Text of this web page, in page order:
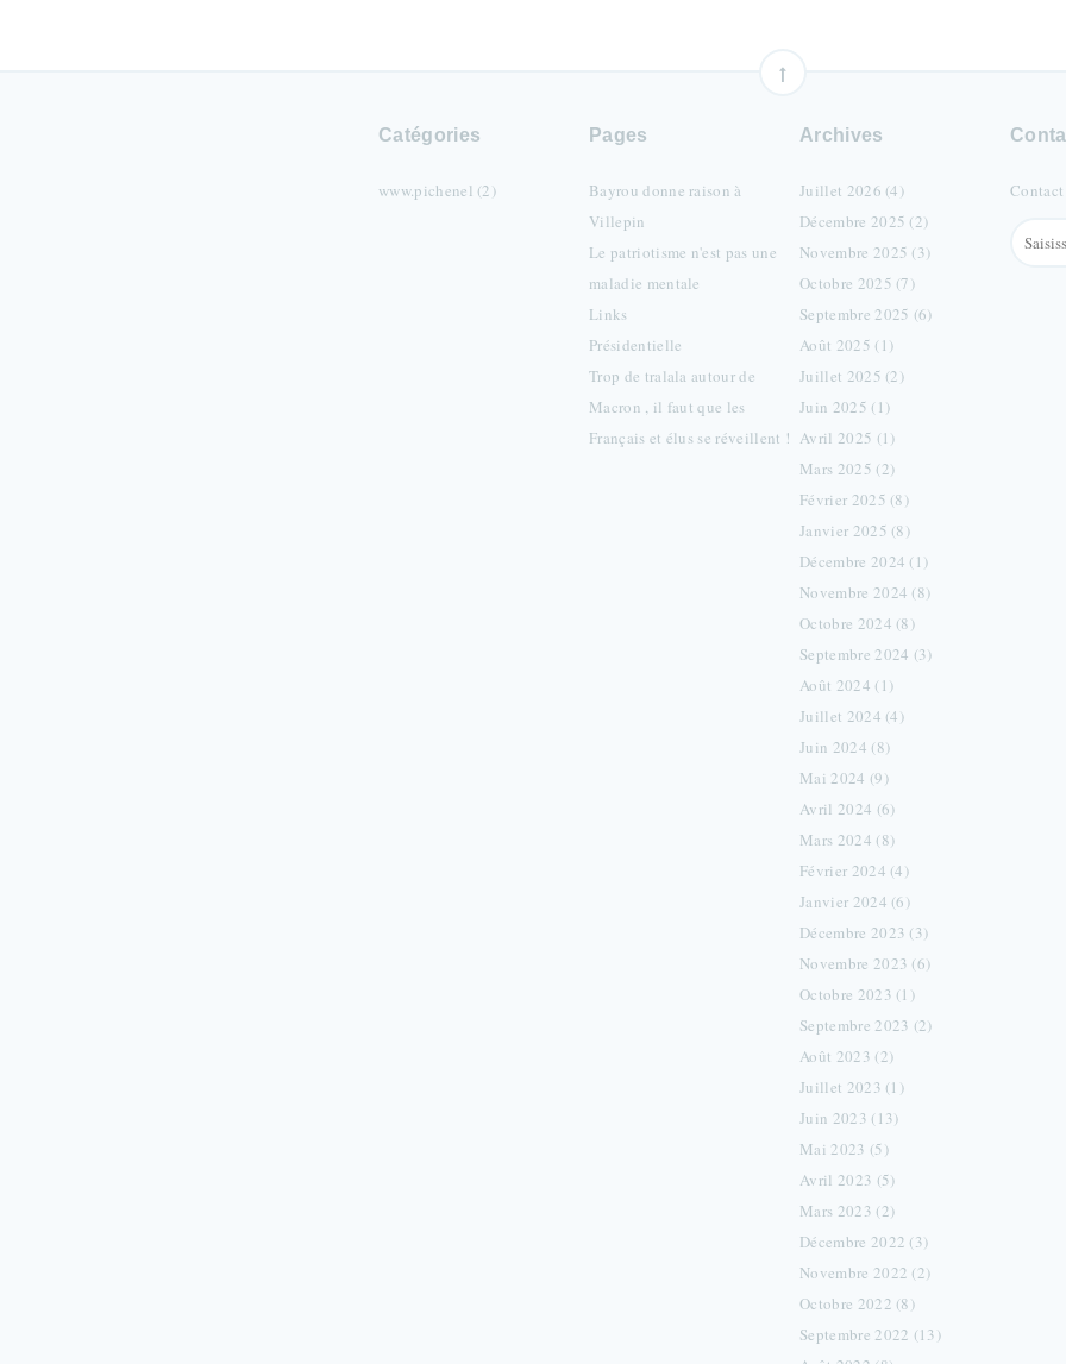
Catégories
www.pichenel (2)
Pages
Bayrou donne raison à
Villepin
Le patriotisme n'est pas une
maladie mentale
Links
Présidentielle
Trop de tralala autour de
Macron , il faut que les
Français et élus se réveillent !
Archives
Juillet 2026 (4)
Décembre 2025 (2)
Novembre 2025 (3)
Octobre 2025 (7)
Septembre 2025 (6)
Août 2025 (1)
Juillet 2025 (2)
Juin 2025 (1)
Avril 2025 (1)
Mars 2025 (2)
Février 2025 (8)
Janvier 2025 (8)
Décembre 2024 (1)
Novembre 2024 (8)
Octobre 2024 (8)
Septembre 2024 (3)
Août 2024 (1)
Juillet 2024 (4)
Juin 2024 (8)
Mai 2024 (9)
Avril 2024 (6)
Mars 2024 (8)
Février 2024 (4)
Janvier 2024 (6)
Décembre 2023 (3)
Novembre 2023 (6)
Octobre 2023 (1)
Septembre 2023 (2)
Août 2023 (2)
Juillet 2023 (1)
Juin 2023 (13)
Mai 2023 (5)
Avril 2023 (5)
Mars 2023 (2)
Décembre 2022 (3)
Novembre 2022 (2)
Octobre 2022 (8)
Septembre 2022 (13)
Contact